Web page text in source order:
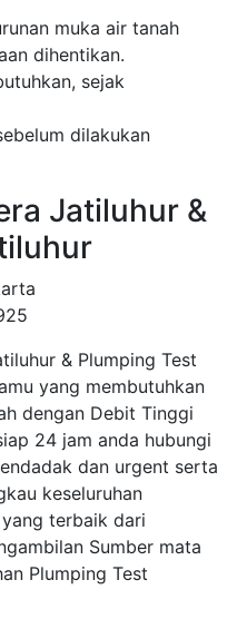
muka air tanah
dihentikan.
sejak
dilakukan
Jatiluhur &
& Plumping Test
yang membutuhkan
dengan Debit Tinggi
24 jam anda hubungi
dan urgent serta
keseluruhan
terbaik dari
Sumber mata
Plumping Test